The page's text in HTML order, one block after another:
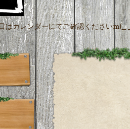
はカレンダーにてご確認くださいm(_